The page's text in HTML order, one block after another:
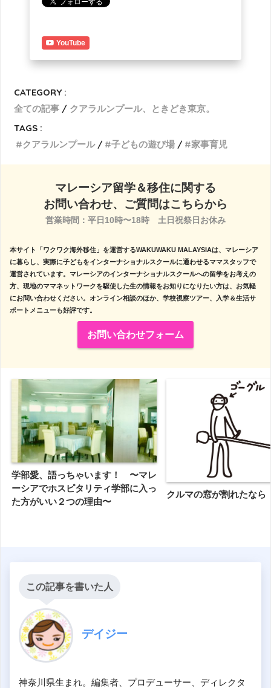
YouTube
CATEGORY :
全ての記事
クアラルンプール、ときどき東京。
TAGS :
クアラルンプール
子どもの遊び場 家事育児
マレーシア留学＆移住に関する
お問い合わせ、ご質問はこちらから
営業時間：平日10時〜18時　土日祝祭日お休み
本サイト「ワクワク海外移住」を運営するWAKUWAKU MALAYSIAは、マレーシア
に暮らし、実際に子どもをインターナショナルスクールに通わせるママスタッフで
運営されています。マレーシアのインターナショナルスクールへの留学をお考えの
方、現地のママネットワークを駆使した生の情報をお知りになりたい方は、お気軽
にお問い合わせください。オンライン相談のほか、学校視察ツアー、入学＆生活サ
ポートメニューも好評です。
お問い合わせフォーム
学部愛、語っちゃいます！ 〜マレ
ーシアでホスピタリティ学部に入っ
た方がいい２つの理由〜
クルマの窓が割れたなら
この記事を書いた人
デイジー
神奈川県生まれ。編集者、プロデューサー、ディレクタ